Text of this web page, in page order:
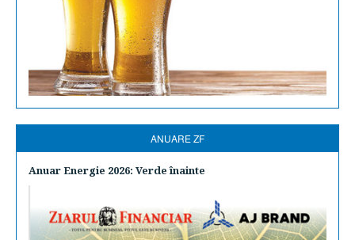
ANUARE ZF
Anuar Energie 2026: Verde înainte